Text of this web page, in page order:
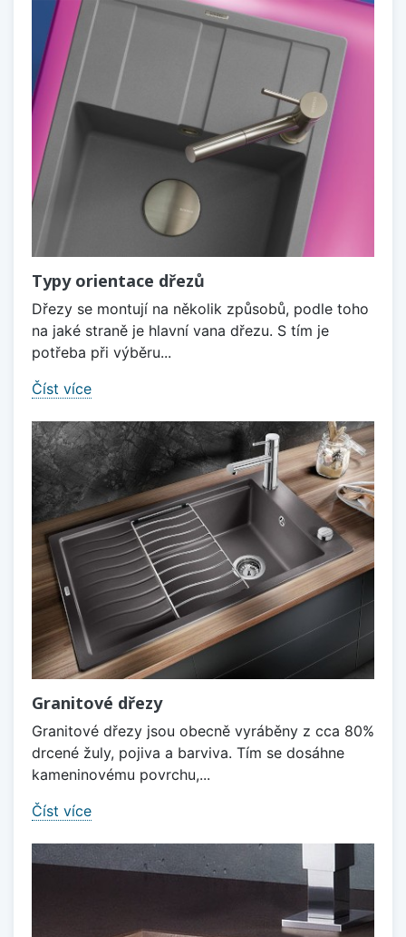
Typy orientace dřezů
Dřezy se montují na několik způsobů, podle toho
na jaké straně je hlavní vana dřezu. S tím je
potřeba při výběru...
Číst více
Granitové dřezy
Granitové dřezy jsou obecně vyráběny z cca 80%
drcené žuly, pojiva a barviva. Tím se dosáhne
kameninovému povrchu,...
Číst více